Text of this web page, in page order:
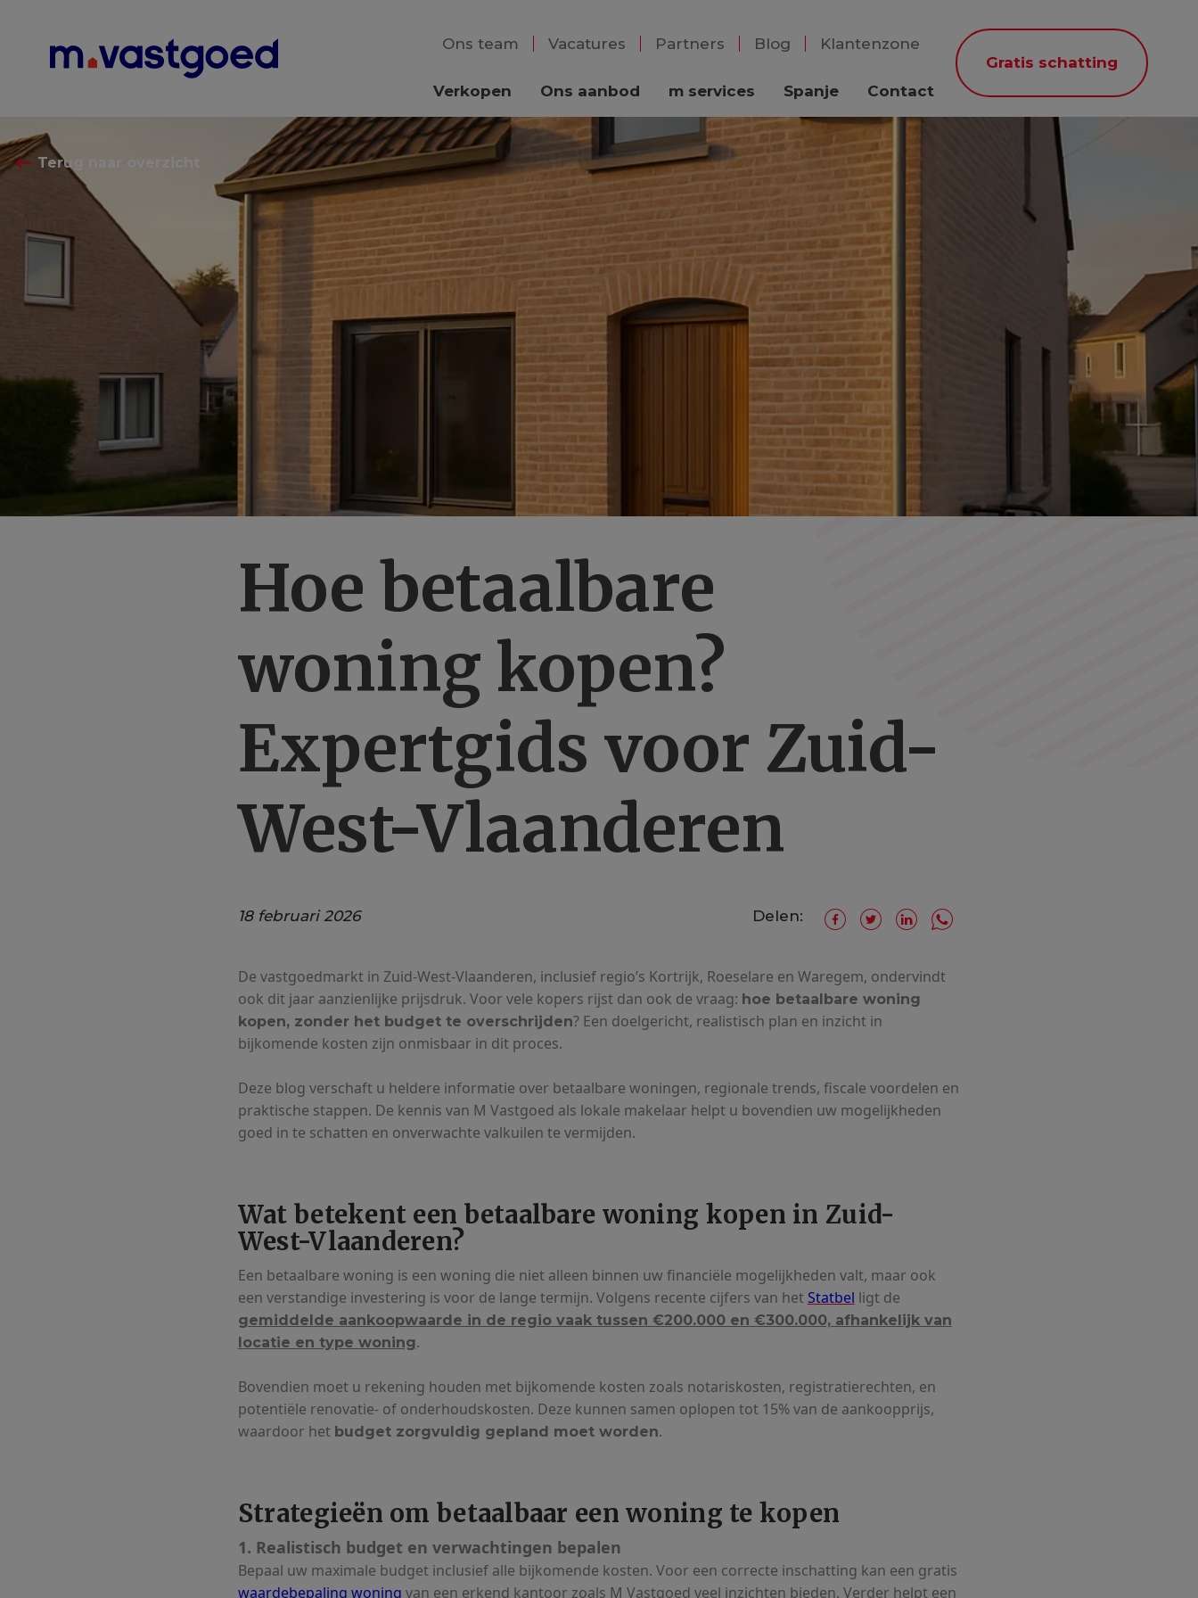
Ons team
Vacatures Partners Blog Klantenzone
Verkopen Ons aanbod m services Spanje Contact
Gratis schatting
⟵ Terug naar overzicht
Hoe betaalbare
woning kopen?
Expertgids voor Zuid-
West-Vlaanderen
18 februari 2026 Delen:
De vastgoedmarkt in Zuid-West-Vlaanderen, inclusief regio’s Kortrijk, Roeselare en Waregem, ondervindt
ook dit jaar aanzienlijke prijsdruk. Voor vele kopers rijst dan ook de vraag: hoe betaalbare woning
kopen, zonder het budget te overschrijden? Een doelgericht, realistisch plan en inzicht in
bijkomende kosten zijn onmisbaar in dit proces.
Deze blog verschaft u heldere informatie over betaalbare woningen, regionale trends, fiscale voordelen en
praktische stappen. De kennis van M Vastgoed als lokale makelaar helpt u bovendien uw mogelijkheden
goed in te schatten en onverwachte valkuilen te vermijden.
Wat betekent een betaalbare woning kopen in Zuid-
West-Vlaanderen?
Een betaalbare woning is een woning die niet alleen binnen uw financiële mogelijkheden valt, maar ook
een verstandige investering is voor de lange termijn. Volgens recente cijfers van het Statbel ligt de
gemiddelde aankoopwaarde in de regio vaak tussen €200.000 en €300.000, afhankelijk van
locatie en type woning.
Bovendien moet u rekening houden met bijkomende kosten zoals notariskosten, registratierechten, en
potentiële renovatie- of onderhoudskosten. Deze kunnen samen oplopen tot 15% van de aankoopprijs,
waardoor het budget zorgvuldig gepland moet worden.
Strategieën om betaalbaar een woning te kopen
1. Realistisch budget en verwachtingen bepalen
Bepaal uw maximale budget inclusief alle bijkomende kosten. Voor een correcte inschatting kan een gratis
waardebepaling woning van een erkend kantoor zoals M Vastgoed veel inzichten bieden. Verder helpt een